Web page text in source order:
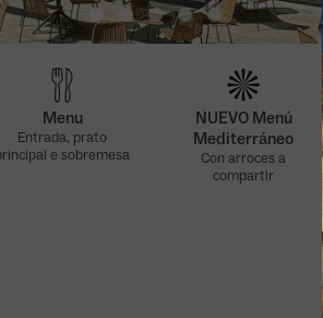
Menu
Entrada, prato
e sobremesa
NUEVO Menú
Mediterráneo
Con arroces a
compartir